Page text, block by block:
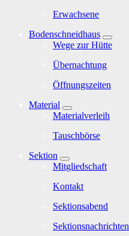
Erwachsene
Bodenschneidhaus
Wege zur Hütte
Übernachtung
Öffnungszeiten
Material
Materialverleih
Tauschbörse
Sektion
Mitgliedschaft
Kontakt
Sektionsabend
Sektionsnachrichten